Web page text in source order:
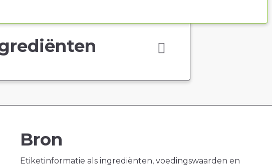
Bron
Etiketinformatie als ingrediënten, voedingswaarden en